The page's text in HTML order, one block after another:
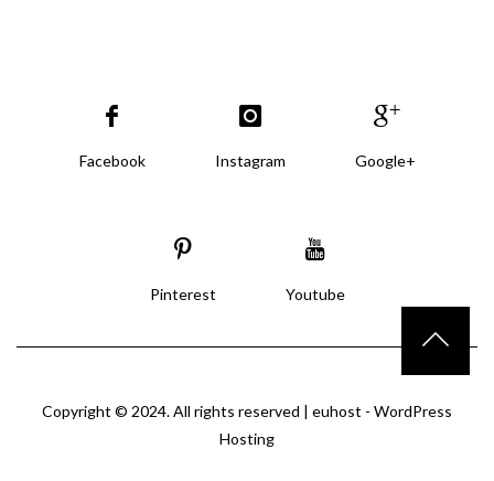
Facebook Instagram Google+
Pinterest Youtube
Copyright © 2024. All rights reserved | euhost - WordPress
Hosting